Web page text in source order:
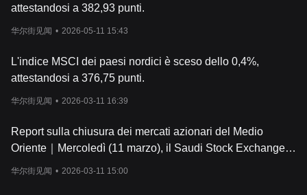
attestandosi a 382,93 punti.
华尔街见闻 • 2026-05-11 15:43
L'indice MSCI dei paesi nordici è sceso dello 0,4%,
attestandosi a 376,75 punti.
华尔街见闻 • 2026-03-11 16:39
Report sulla chiusura dei mercati azionari del Medio
Oriente｜Mercoledì (11 marzo), il Saudi Stock Exchange
All Share Index ha chiuso in rialzo dello 0,11%, a
华尔街见闻 • 2026-03-11 15:00